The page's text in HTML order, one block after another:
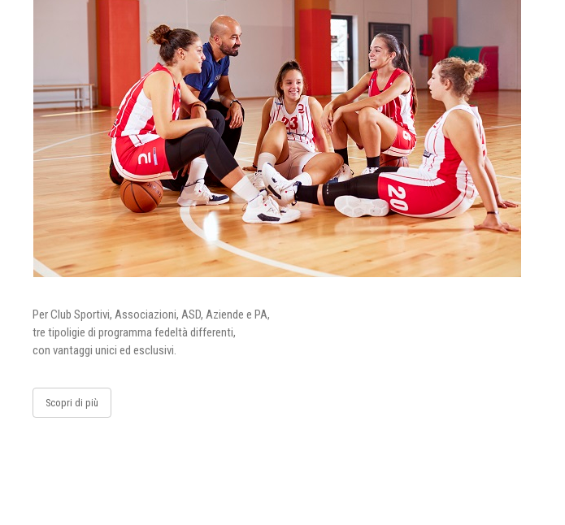
Per Club Sportivi, Associazioni, ASD, Aziende e PA,
tre tipoligie di programma fedeltà differenti,
con vantaggi unici ed esclusivi.
Scopri di più